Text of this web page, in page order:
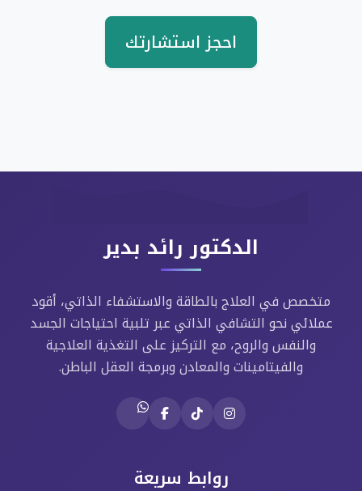
احجز استشارتك
الدكتور رائد بدير
متخصص في العلاج بالطاقة والاستشفاء الذاتي، أقود
عملائي نحو التشافي الذاتي عبر تلبية احتياجات الجسد
والنفس والروح، مع التركيز على التغذية العلاجية
والفيتامينات والمعادن وبرمجة العقل الباطن.
روابط سريعة